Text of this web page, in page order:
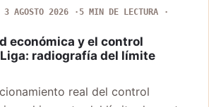
3 AGOSTO 2026
5 MIN DE LECTURA
económica y el control
radiografía del límite
real del control